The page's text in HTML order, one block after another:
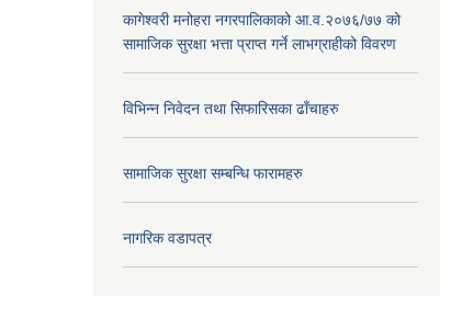
कागेश्वरी मनोहरा नगरपालिकाको आ.व.२०७६/७७ को
सामाजिक सुरक्षा भत्ता प्राप्त गर्ने लाभग्राहीको विवरण
विभिन्न निवेदन तथा सिफारिसका ढाँचाहरु
सामाजिक सुरक्षा सम्बन्धि फारामहरु
नागरिक वडापत्र